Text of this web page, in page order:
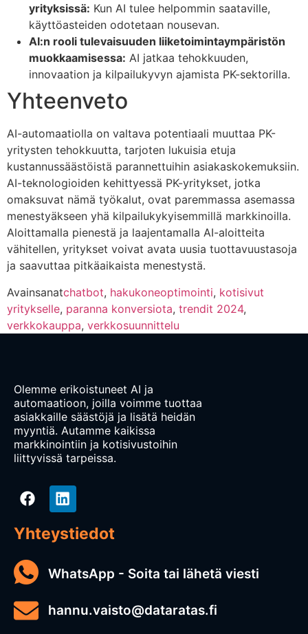
yrityksissä: Kun AI tulee helpommin saataville,
käyttöasteiden odotetaan nousevan.
AI:n rooli tulevaisuuden liiketoimintaympäristön
muokkaamisessa: AI jatkaa tehokkuuden,
innovaation ja kilpailukyvyn ajamista PK-sektorilla.
Yhteenveto
AI-automaatiolla on valtava potentiaali muuttaa PK-
yritysten tehokkuutta, tarjoten lukuisia etuja
kustannussäästöistä parannettuihin asiakaskokemuksiin.
AI-teknologioiden kehittyessä PK-yritykset, jotka
omaksuvat nämä työkalut, ovat paremmassa asemassa
menestyäkseen yhä kilpailukykyisemmillä markkinoilla.
Aloittamalla pienestä ja laajentamalla AI-aloitteita
vähitellen, yritykset voivat avata uusia tuottavuustasoja
ja saavuttaa pitkäaikaista menestystä.
Avainsanatchatbot, hakukoneoptimointi, kotisivut
yritykselle, paranna konversiota, trendit 2024,
verkkokauppa, verkkosuunnittelu
Olemme erikoistuneet AI ja
automaatioon, joilla voimme tuottaa
asiakkaille säästöjä ja lisätä heidän
myyntiä. Autamme kaikissa
markkinointiin ja kotisivustoihin
liittyvissä tarpeissa.
Yhteystiedot
WhatsApp - Soita tai lähetä viesti
hannu.vaisto@dataratas.fi